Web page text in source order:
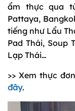
ẩm thực qua
Pattaya,
tiếng như Lẩu
Pad Thái, Soup
Lạp Thái…
>> Xem thực
đây.